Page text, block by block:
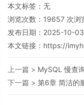
本文标签：无
浏览次数： 19657 次浏
发布日期：2025-10-
本文链接： https://
上一篇 > MySQL 慢查
下一篇 > 第6章 简洁的